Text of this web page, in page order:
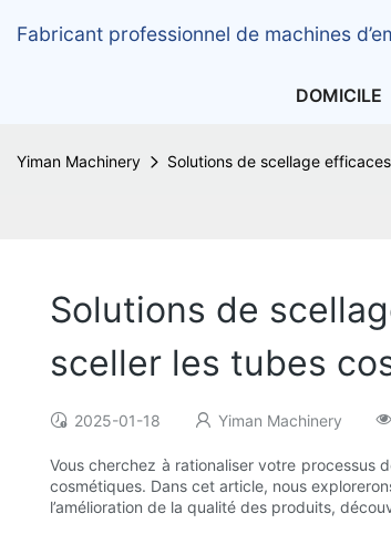
Fabricant professionnel de machines
DOMICILE
Yiman Machinery Solutions de scellage
Solutions de
sceller les tubes
2025-01-18 Yiman Machinery
Vous cherchez à rationaliser votre processus
cosmétiques. Dans cet article, nous
l’amélioration de la qualité des produits,